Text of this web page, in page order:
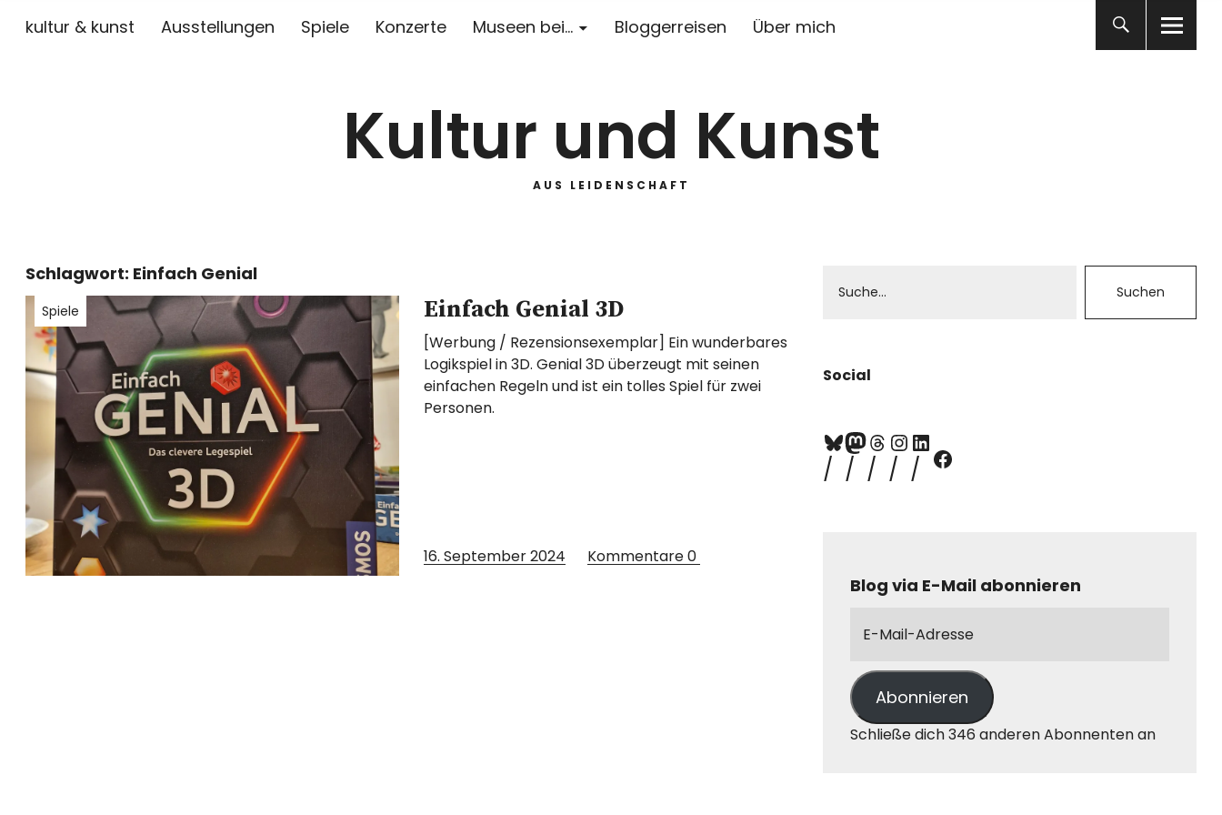
kultur & kunst Ausstellungen Spiele Konzerte Museen bei… Bloggerreisen Über mich
Kultur und Kunst
AUS LEIDENSCHAFT
Schlagwort: Einfach Genial
Spiele Einfach Genial 3D
[Werbung / Rezensionsexemplar] Ein wunderbares
Logikspiel in 3D. Genial 3D überzeugt mit seinen
einfachen Regeln und ist ein tolles Spiel für zwei
Personen.
16. September 2024 Kommentare0
Social
Blog via E-Mail abonnieren
Abonnieren
Schließe dich 346 anderen Abonnenten an